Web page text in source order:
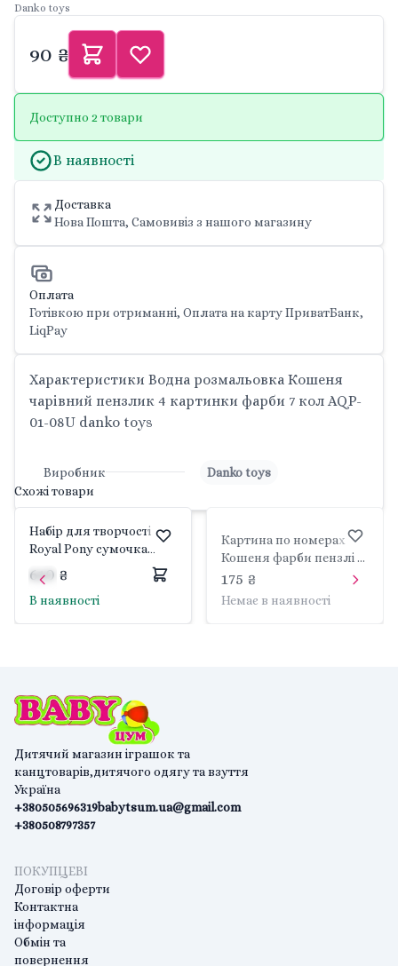
Danko toys
90 ₴
Доступно 2 товари
В наявності
Доставка
Нова Пошта, Самовивіз з нашого магазину
Оплата
Готівкою при отриманні, Оплата на карту ПриватБанк,
LiqPay
Характеристики Водна розмальовка Кошеня
чарівний пензлик 4 картинки фарби 7 кол AQP-
01-08U danko toys
Виробник
Danko toys
Схожі товари
Набір для творчості
Royal Pony сумочка
розмальовка пензлик
фарби у коробці
34*21*12см RP-01-08U
610 ₴
В наявності
Картина по номерах
Кошеня фарби пензлі в
коробці 35*25*3см KN-
01-05 danko toys
175 ₴
Немає в наявності
Дитячий магазин іграшок та
канцтоварів,дитячого одягу та взуття
Україна
+380505696319
+380508797357
babytsum.ua@gmail.com
ПОКУПЦЕВІ
Договір оферти
Контактна
інформація
Обмін та
повернення